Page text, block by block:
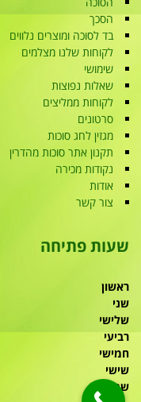
הסכך
בד לסוכה ומוצרים נלווים
לקוחות שלנו מצלמים
שימושי
שאלות נפוצות
לקוחות ממליצים
סרטונים
מגזין לחג סוכות
תקנון אתר סוכות מהדרין
נקודות מכירה
אודות
צור קשר
שעות פתיחה
ראשון
שני
שלישי
רביעי
חמישי
שישי
שבת